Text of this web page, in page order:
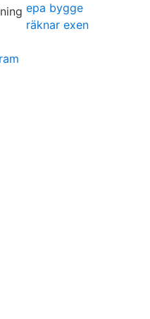
epa bygge
räknar exen